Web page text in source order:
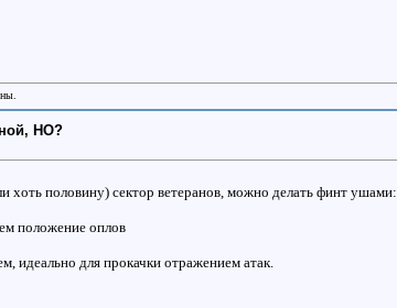
НО?
хоть половину) сектор ветеранов, можно делать финт ушами:
положение оплов
идеально для прокачки отражением атак.